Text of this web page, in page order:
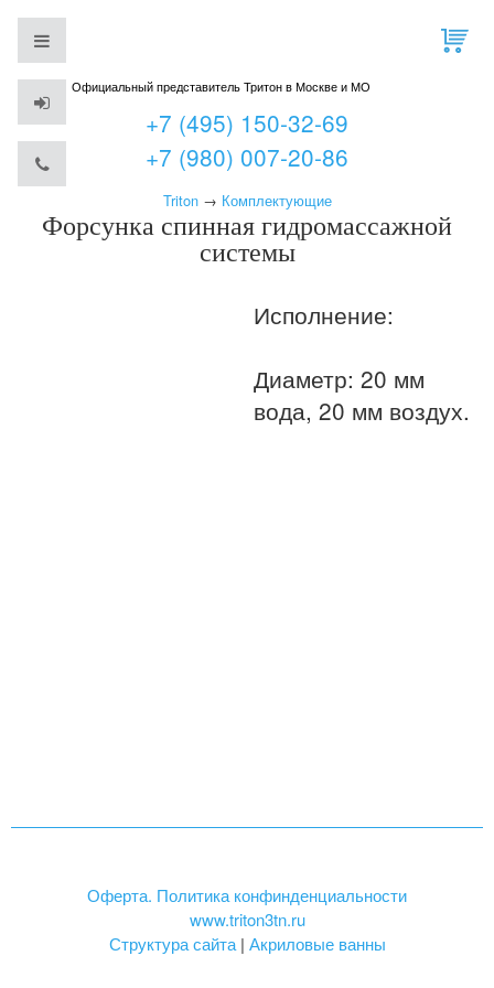
Официальный представитель Тритон в Москве и МО
+7 (495) 150-32-69
+7 (980) 007-20-86
Triton→ Комплектующие
Форсунка спинная гидромассажной
системы
Исполнение:
Диаметр: 20 мм
вода, 20 мм воздух.
Оферта. Политика конфинденциальности
www.triton3tn.ru
Структура сайта| Акриловые ванны